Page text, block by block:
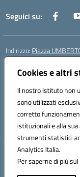
Cookies e altri
Il nostro Istituto non
sono utilizzati
corretto
istituzionali e alla
strumenti statistici
Analytics Italia.
Per saperne di più
Seguici su:
Indirizzo: Piazza
Centralino:
Posta elettronica
Codice fiscale:
Codice meccanografico:
Codice Indice delle
Codice unico di
Hosting